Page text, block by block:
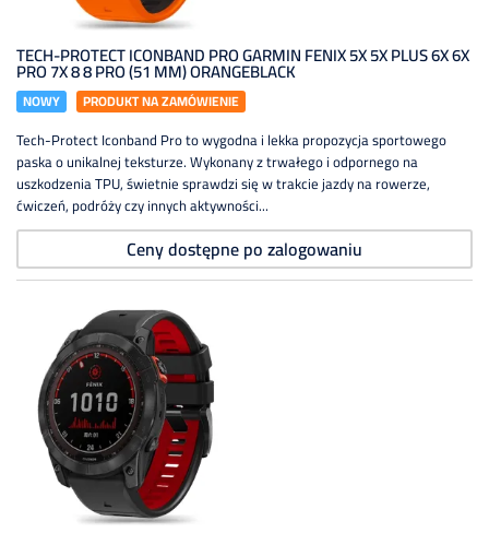
TECH-PROTECT ICONBAND PRO GARMIN FENIX 5X 5X PLUS 6X 6X
PRO 7X 8 8 PRO (51 MM) ORANGEBLACK
NOWY PRODUKT NA ZAMÓWIENIE
Tech-Protect Iconband Pro to wygodna i lekka propozycja sportowego
paska o unikalnej teksturze. Wykonany z trwałego i odpornego na
uszkodzenia TPU, świetnie sprawdzi się w trakcie jazdy na rowerze,
ćwiczeń, podróży czy innych aktywności...
Ceny dostępne po zalogowaniu